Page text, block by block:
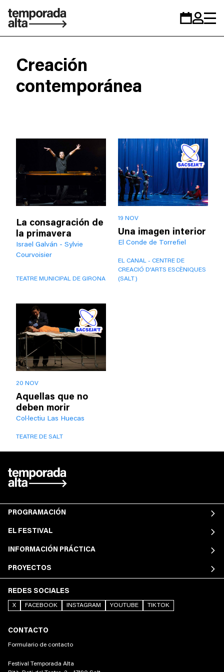
Temporada
personal
Creación
contemporánea
La consagración de
la primavera
Israel Galván - Sylvie
Courvoisier
TEATRE MUNICIPAL DE GIRONA
19 NOV
Una imagen interior
El Conde de Torrefiel
EL CANAL - CENTRE DE
CREACIÓ D'ARTS ESCÈNIQUES
(SALT)
20 NOV
Aquellas que no
deben morir
Col·lectiu Las Huecas
TEATRE DE SALT
PROGRAMACIÓN
EL FESTIVAL
INFORMACIÓN PRÁCTICA
PROYECTOS
REDES SOCIALES
X FACEBOOK INSTAGRAM YOUTUBE TIKTOK
CONTACTO
Formulario de contacto
Festival Temporada Alta